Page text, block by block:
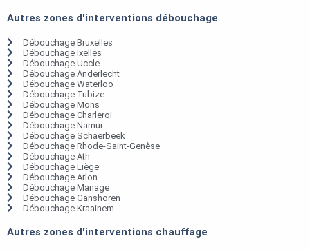
Autres zones d'interventions débouchage
Débouchage Bruxelles
Débouchage Ixelles
Débouchage Uccle
Débouchage Anderlecht
Débouchage Waterloo
Débouchage Tubize
Débouchage Mons
Débouchage Charleroi
Débouchage Namur
Débouchage Schaerbeek
Débouchage Rhode-Saint-Genèse
Débouchage Ath
Débouchage Liège
Débouchage Arlon
Débouchage Manage
Débouchage Ganshoren
Débouchage Kraainem
Autres zones d'interventions chauffage